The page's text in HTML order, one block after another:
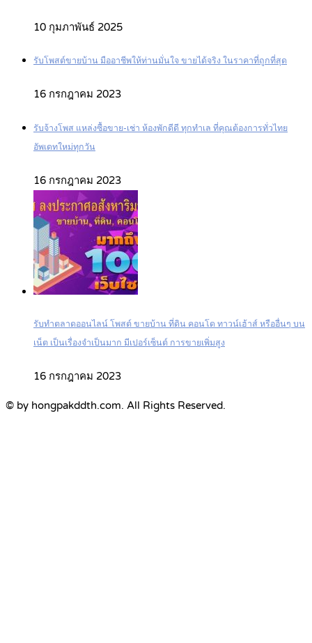
10 กุมภาพันธ์ 2025
รับโพสต์ขายบ้าน มืออาชีพให้ท่านมั่นใจ ขายได้จริง ในราคาที่ถูกที่สุด
16 กรกฎาคม 2023
รับจ้างโพส แหล่งซื้อขาย-เช่า ห้องพักดีดี ทุกทำเล ที่คุณต้องการทั่วไทย
อัพเดทใหม่ทุกวัน
16 กรกฎาคม 2023
รับทำตลาดออนไลน์ โพสต์ ขายบ้าน ที่ดิน คอนโด ทาวน์เฮ้าส์ หรืออื่นๆ บน
เน็ต เป็นเรื่องจำเป็นมาก มีเปอร์เซ็นต์ การขายเพิ่มสูง
16 กรกฎาคม 2023
© by hongpakddth.com. All Rights Reserved.